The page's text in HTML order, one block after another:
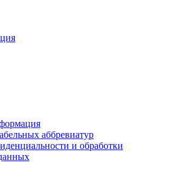
аббревиатур
и обработки